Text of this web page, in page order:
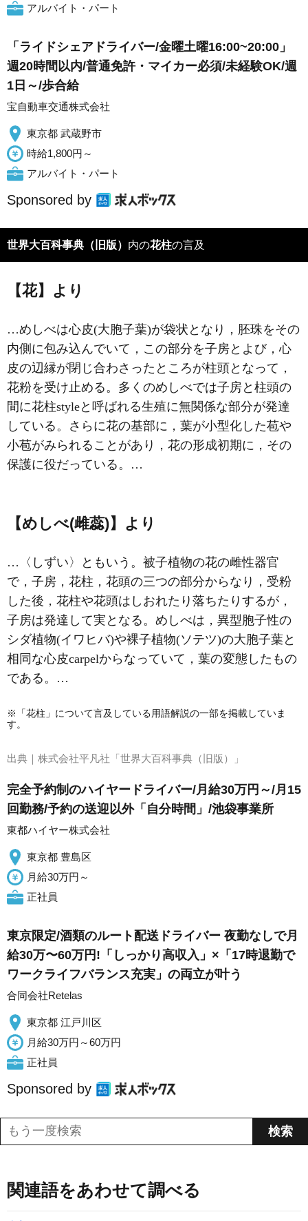
アルバイト・パート
「ライドシェアドライバー/金曜土曜16:00~20:00」
週20時間以内/普通免許・マイカー必須/未経験OK/週
1日～/歩合給
宝自動車交通株式会社
東京都 武蔵野市
時給1,800円～
アルバイト・パート
Sponsored by
世界大百科事典（旧版） 内の花柱の言及
【花】より
…めしべは心皮(大胞子葉)が袋状となり，胚珠をその
内側に包み込んでいて，この部分を子房とよび，心
皮の辺縁が閉じ合わさったところが柱頭となって，
花粉を受け止める。多くのめしべでは子房と柱頭の
間に花柱styleと呼ばれる生殖に無関係な部分が発達
している。さらに花の基部に，葉が小型化した苞や
小苞がみられることがあり，花の形成初期に，その
保護に役だっている。…
【めしべ(雌蕊)】より
…〈しずい〉ともいう。被子植物の花の雌性器官
で，子房，花柱，花頭の三つの部分からなり，受粉
した後，花柱や花頭はしおれたり落ちたりするが，
子房は発達して実 となる。めしべは，異型胞子性の
シダ植物(イワヒバ)や裸子植物(ソテツ)の大胞子葉と
相同な心皮carpelからなっていて，葉の変態したもの
である。…
※「花柱」について言及している用語解説の一部を掲載していま
す。
出典｜ 株式会社平凡社「世界大百科事典（旧版）」
完全予約制のハイヤードライバー/月給30万円～/月15
回勤務/予約の送迎以外「自分時間」/池袋事業所
東都ハイヤー株式会社
東京都 豊島区
月給30万円～
正社員
東京限定/酒類のルート配送ドライバー 夜勤なしで月
給30万〜60万円!「しっかり高収入」×「17時退勤で
ワークライフバランス充実」の両立が叶う
合同会社Retelas
東京都 江戸川区
月給30万円～60万円
正社員
Sponsored by
関連語をあわせて調べる